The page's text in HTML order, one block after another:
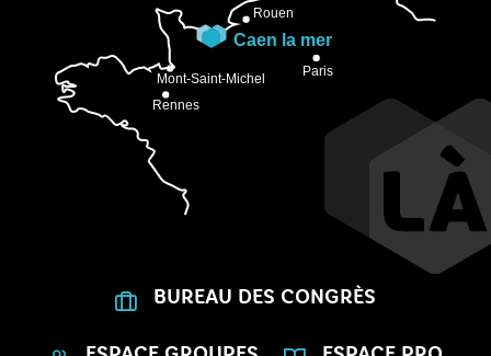
BUREAU DES CONGRÈS